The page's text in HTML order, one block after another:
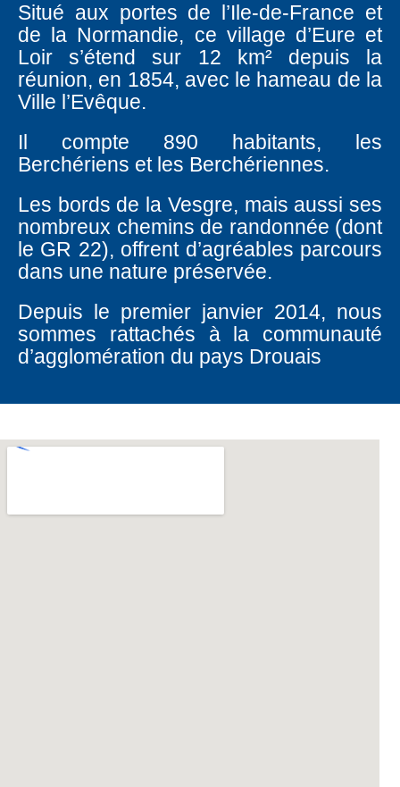
Situé aux portes de l’Ile-de-France et
de la Normandie, ce village d’Eure et
Loir s’étend sur 12 km² depuis la
réunion, en 1854, avec le hameau de la
Ville l’Evêque.
Il compte 890 habitants, les
Berchériens et les Berchériennes.
Les bords de la Vesgre, mais aussi ses
nombreux chemins de randonnée (dont
le GR 22), offrent d’agréables parcours
dans une nature préservée.
Depuis le premier janvier 2014, nous
sommes rattachés à la communauté
d’agglomération du pays Drouais